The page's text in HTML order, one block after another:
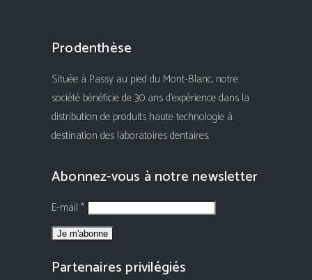
Prodenthèse
Située à Passy au pied du Mont-Blanc, notre
société bénéficie de 30 ans d'expérience dans la
distribution de produits haute technologie à
destination des laboratoires dentaires.
Abonnez-vous à notre newsletter
E-mail *
Partenaires privilégiés